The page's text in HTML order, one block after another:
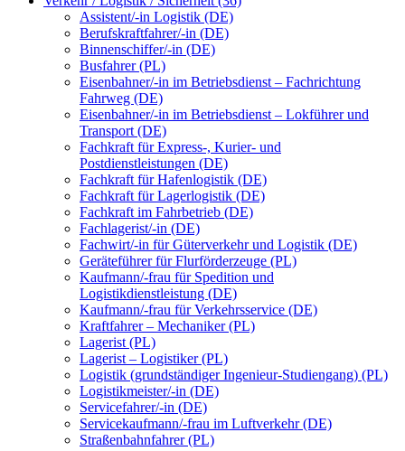
Assistent/-in Logistik (DE)
Berufskraftfahrer/-in (DE)
Binnenschiffer/-in (DE)
Busfahrer (PL)
Eisenbahner/-in im Betriebsdienst – Fachrichtung
Fahrweg (DE)
Eisenbahner/-in im Betriebsdienst – Lokführer und
Transport (DE)
Fachkraft für Express-, Kurier- und
Postdienstleistungen (DE)
Fachkraft für Hafenlogistik (DE)
Fachkraft für Lagerlogistik (DE)
Fachkraft im Fahrbetrieb (DE)
Fachlagerist/-in (DE)
Fachwirt/-in für Güterverkehr und Logistik (DE)
Geräteführer für Flurförderzeuge (PL)
Kaufmann/-frau für Spedition und
Logistikdienstleistung (DE)
Kaufmann/-frau für Verkehrsservice (DE)
Kraftfahrer – Mechaniker (PL)
Lagerist (PL)
Lagerist – Logistiker (PL)
Logistik (grundständiger Ingenieur-Studiengang) (PL)
Logistikmeister/-in (DE)
Servicefahrer/-in (DE)
Servicekaufmann/-frau im Luftverkehr (DE)
Straßenbahnfahrer (PL)